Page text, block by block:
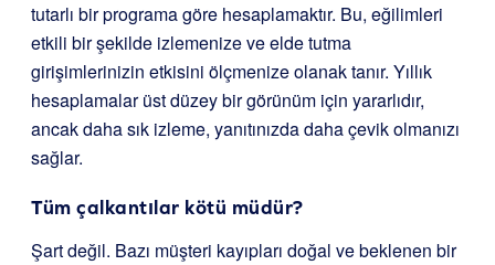
tutarlı bir programa göre hesaplamaktır. Bu, eğilimleri
etkili bir şekilde izlemenize ve elde tutma
girişimlerinizin etkisini ölçmenize olanak tanır. Yıllık
hesaplamalar üst düzey bir görünüm için yararlıdır,
ancak daha sık izleme, yanıtınızda daha çevik olmanızı
sağlar.
Tüm çalkantılar kötü müdür?
Şart değil. Bazı müşteri kayıpları doğal ve beklenen bir